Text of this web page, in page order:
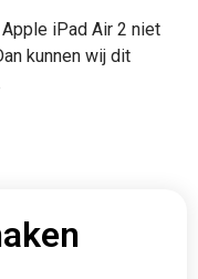
iPad Air 2 niet
kunnen wij dit